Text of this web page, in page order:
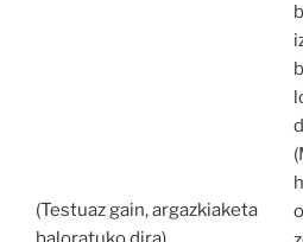
(Testuaz gain, argazkiaketa